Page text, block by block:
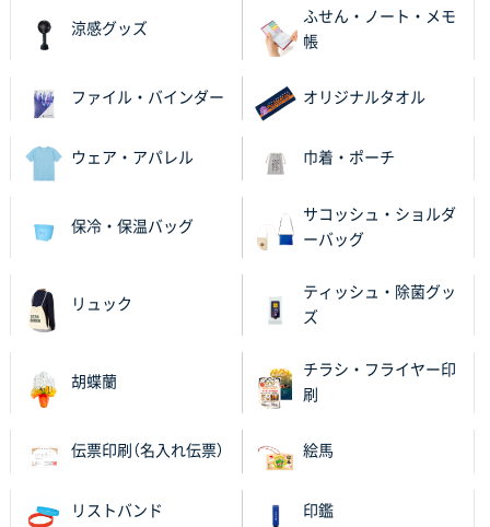
涼感グッズ
ふせん・ノート・メモ
帳
ファイル・バインダー オリジナルタオル
ウェア・アパレル 巾着・ポーチ
保冷・保温バッグ
サコッシュ・ショルダ
ーバッグ
リュック
ティッシュ・除菌グッ
ズ
胡蝶蘭
チラシ・フライヤー印
刷
伝票印刷（名入れ伝票） 絵馬
リストバンド 印鑑